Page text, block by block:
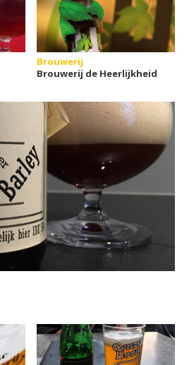
Brouwerij
Brouwerij de Heerlijkheid